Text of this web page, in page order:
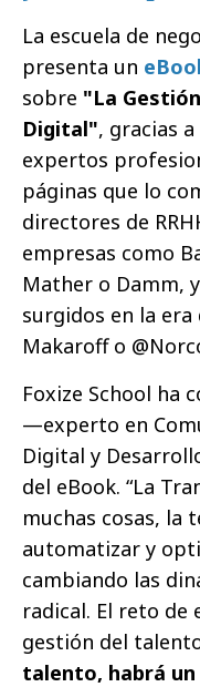
La escuela de
presenta un
sobre "La
Digital", gracias
expertos
páginas que lo
directores de
empresas como
Mather o Damm,
surgidos en la
Makaroff o
Foxize School ha
—experto en
Digital y
del eBook. “La
muchas cosas, la
automatizar y
cambiando las
radical. El reto de
gestión del
talento, habrá